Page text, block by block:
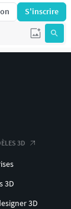
S'inscrire
3D
3D
3D